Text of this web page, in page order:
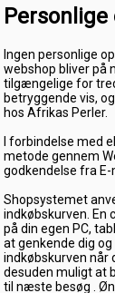
Ingen personlige
webshop bliver på
tilgængelige for
betryggende vis,
hos Afrikas Perler.
I forbindelse med
metode gennem
godkendelse fra
Shopsystemet
indkøbskurven. En
på din egen PC,
at genkende dig
indkøbskurven når
desuden muligt at
til næste besøg .